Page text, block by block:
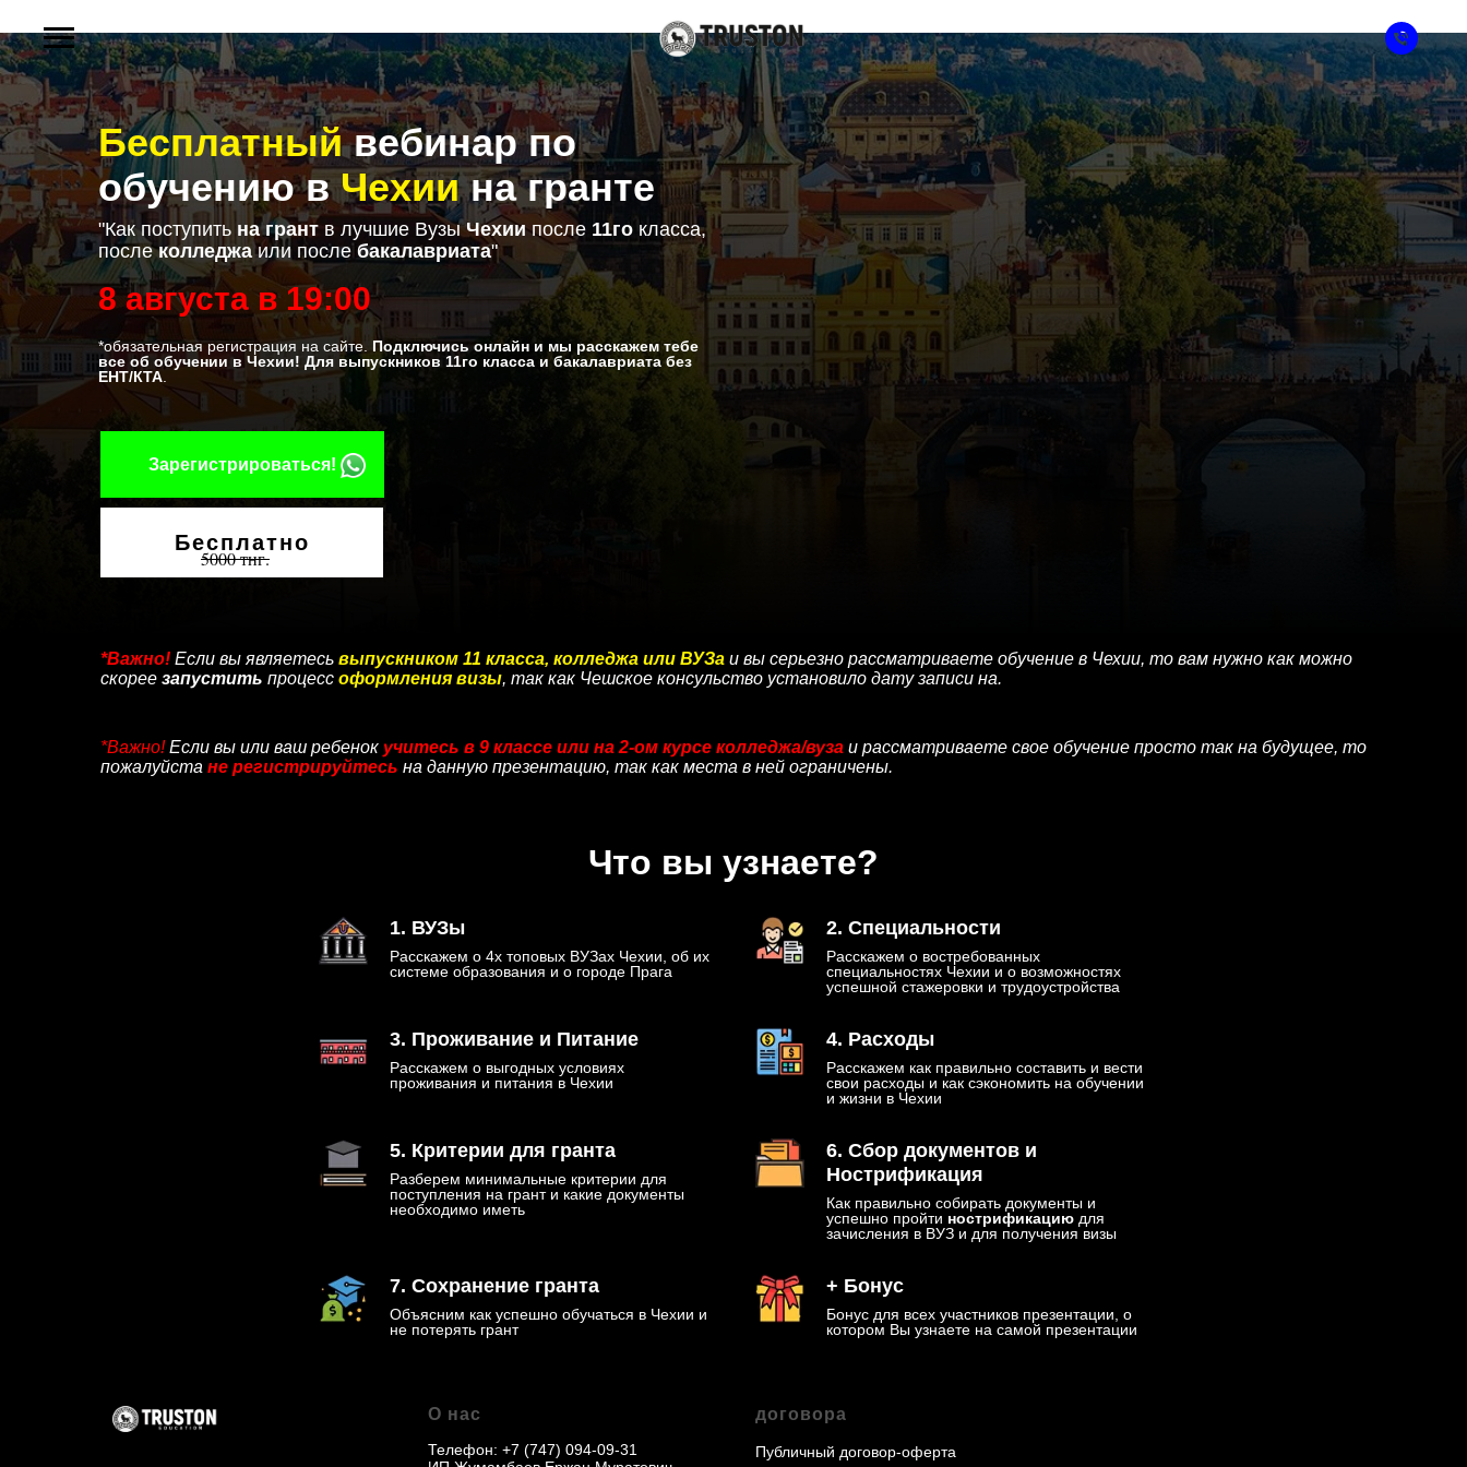
Бесплатныйвебинар по
обучению в Чехиина гранте
"Как поступить на грантв лучшие ВузыЧехиипосле 11го класса,
послеколледжаили после бакалавриата"
8 августа в 19:00
*обязательная регистрация на сайте. Подключись онлайн и мы расскажем тебе
все об обучении в Чехии! Для выпускников 11го класса и бакалавриата без
ЕНТ/КТА
Зарегистрироваться!
Бесплатно
5000 тнг.
*Важно! Если вы являетесь выпускником 11 класса, колледжа или ВУЗа и вы серьезно рассматриваете обучение в Чехии, то вам нужно как можно
скорее запустить процесс оформления визы, так как Чешское консульство установило дату записи на.
*Важно!Если вы или ваш ребенок учитесь в 9 классе или на 2-ом курсе колледжа/вуза и рассматриваете свое обучение просто так на будущее, то
пожалуйста не регистрируйтесь на данную презентацию, так как места в ней ограничены.
Что вы узнаете?
1. ВУЗы
Расскажем о 4х топовых ВУЗах Чехии, об их
системе образования и о городе Прага
2. Специальности
Расскажем о востребованных
специальностях Чехии и о возможностях
успешной стажеровки и трудоустройства
3. Проживание и Питание
Расскажем о выгодных условиях
проживания и питания в Чехии
4. Расходы
Расскажем как правильно составить и вести
свои расходы и как сэкономить на обучении
и жизни в Чехии
5. Критерии для гранта
Разберем минимальные критерии для
поступления на грант и какие документы
необходимо иметь
6. Сбор документов и
Нострификация
Как правильно собирать документы и
успешно пройти нострификацию для
зачисления в ВУЗ и для получения визы
7. Сохранение гранта
Объясним как успешно обучаться в Чехии и
не потерять грант
+ Бонус
Бонус для всех участников презентации, о
котором Вы узнаете на самой презентации
О нас
Телефон: +7 (747) 094-09-31
договора
Публичный договор-оферта